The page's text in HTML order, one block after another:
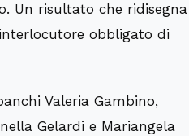
Un risultato che ridisegna
obbligato di
Valeria Gambino,
Gelardi e Mariangela